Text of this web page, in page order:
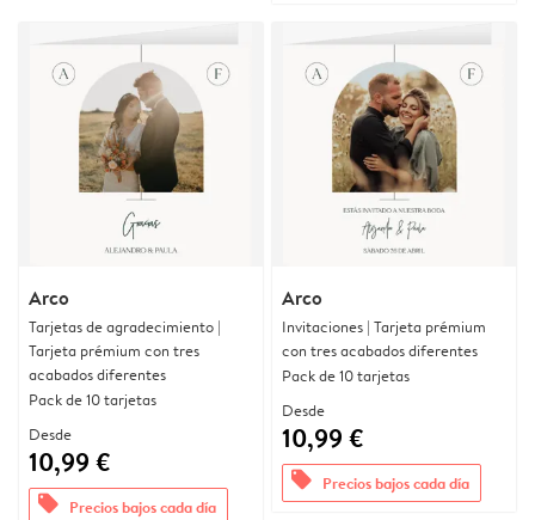
Arco
Tarjetas de agradecimiento |
Tarjeta prémium con tres
acabados diferentes
Pack de 10 tarjetas
Desde
10,99 €
offers Precios bajos cada día
Arco
Invitaciones | Tarjeta prémium
con tres acabados diferentes
Pack de 10 tarjetas
Desde
10,99 €
offers Precios bajos cada día